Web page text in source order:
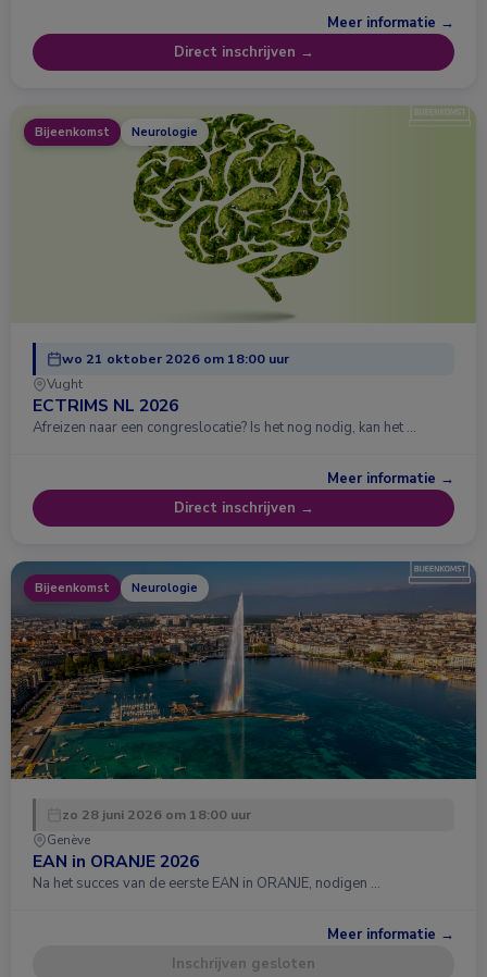
Meer informatie →
Direct inschrijven →
Bijeenkomst Neurologie
wo 21 oktober 2026 om 18:00 uur
Vught
ECTRIMS NL 2026
Afreizen naar een congreslocatie? Is het nog nodig, kan het …
Meer informatie →
Direct inschrijven →
Bijeenkomst Neurologie
zo 28 juni 2026 om 18:00 uur
Genève
EAN in ORANJE 2026
Na het succes van de eerste EAN in ORANJE, nodigen …
Meer informatie →
Inschrijven gesloten